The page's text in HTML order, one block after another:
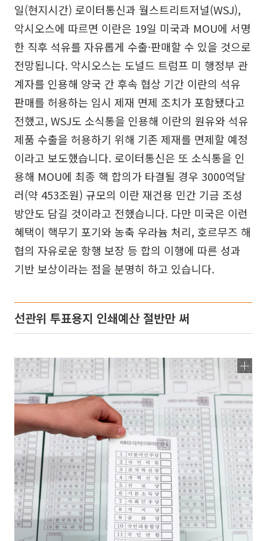
일(현지시간) 로이터통신과 월스트리트저널(WSJ),
악시오스에 따르면 이란은 19일 미국과 MOU에 서명
한 직후 석유를 자유롭게 수출·판매할 수 있을 것으로
전망됩니다. 악시오스는 도널드 트럼프 미 행정부 관
계자를 인용해 양국 간 후속 협상 기간 이란의 석유
판매를 허용하는 임시 제재 면제 조치가 포함됐다고
전했고, WSJ도 소식통을 인용해 이란의 원유와 석유
제품 수출을 허용하기 위해 기존 제재를 면제할 예정
이라고 보도했습니다. 로이터통신은 또 소식통을 인
용해 MOU에 최종 핵 합의가 타결될 경우 3000억달
러(약 453조원) 규모의 이란 재건용 민간 기금 조성
방안도 담길 것이라고 전했습니다. 다만 미국은 이런
혜택이 핵무기 포기와 농축 우라늄 처리, 호르무즈 해
협의 자유로운 항행 보장 등 합의 이행에 따른 성과
기반 보상이라는 점을 분명히 하고 있습니다.
선관위 투표용지 인쇄예산 절반만 써